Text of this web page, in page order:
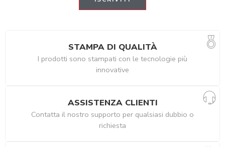
STAMPA DI QUALITÀ
I prodotti sono stampati con le tecnologie più
innovative
ASSISTENZA CLIENTI
Contatta il nostro supporto per qualsiasi dubbio o
richiesta